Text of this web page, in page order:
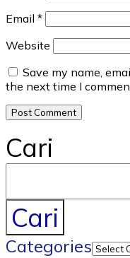
Email *
Website
Save my name,
the next time I
Cari
Cari
Categories